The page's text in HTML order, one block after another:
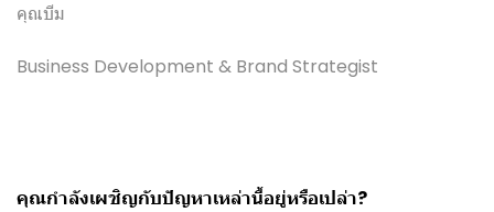
คุณบีม
Business Development & Brand Strategist
คุณกำลังเผชิญกับปัญหาเหล่านี้อยู่หรือเปล่า?